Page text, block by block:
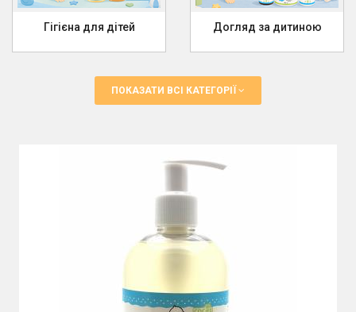
Гігієна для дітей Догляд за дитиною
ПОКАЗАТИ ВСІ КАТЕГОРІЇ